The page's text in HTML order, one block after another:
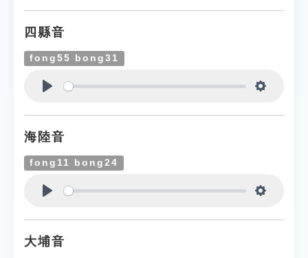
四縣音
fong55 bong31
海陸音
fong11 bong24
大埔音